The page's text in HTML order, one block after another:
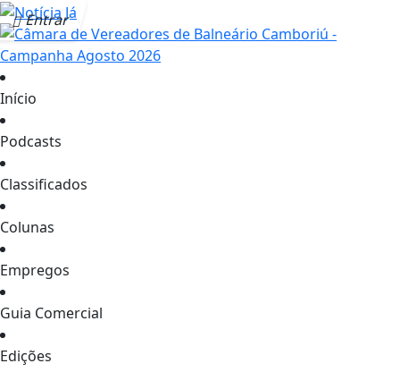
Entrar
Início
Podcasts
Classificados
Colunas
Empregos
Guia Comercial
Edições